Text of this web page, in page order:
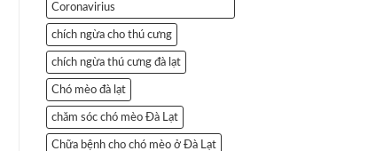
Coronavirius
chích ngừa cho thú cưng
chích ngừa thú cưng đà lạt
Chó mèo đà lạt
chăm sóc chó mèo Đà Lạt
Chữa bệnh cho chó mèo ở Đà Lạt